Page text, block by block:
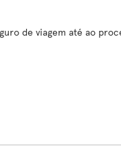
de viagem até ao